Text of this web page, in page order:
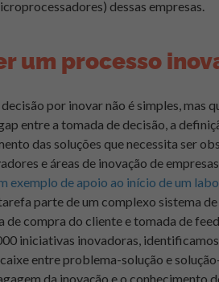
dessas empresas.
um processo
por inovar não é simples, mas
entre a tomada de decisão, a
das soluções que necessita ser
e áreas de inovação de
exemplo de apoio ao início de um
parte de um complexo sistema
de compra do cliente e tomada de
iniciativas inovadoras,
entre problema-solução e
da inovação e o conhecimento